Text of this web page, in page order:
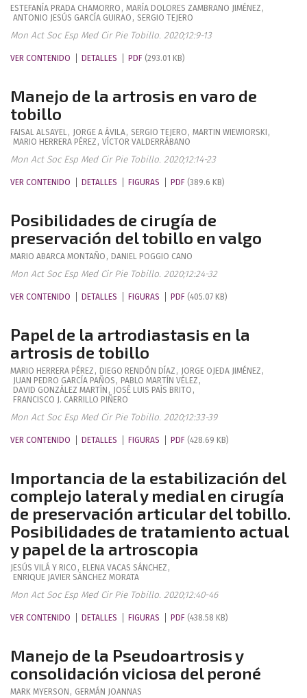
ESTEFANÍA PRADA CHAMORRO , MARÍA DOLORES ZAMBRANO JIMÉNEZ ,
ANTONIO JESÚS GARCÍA GUIRAO , SERGIO TEJERO
Mon Act Soc Esp Med Cir Pie Tobillo. 2020;12:9-13
VER CONTENIDO DETALLES PDF (293.01 KB)
Manejo de la artrosis en varo de
tobillo
FAISAL ALSAYEL, JORGE A ÁVILA, SERGIO TEJERO , MARTIN WIEWIORSKI ,
MARIO HERRERA PÉREZ , VÍCTOR VALDERRÁBANO
Mon Act Soc Esp Med Cir Pie Tobillo. 2020;12:14-23
VER CONTENIDO DETALLES FIGURAS PDF (389.6 KB)
Posibilidades de cirugía de
preservación del tobillo en valgo
MARIO ABARCA MONTAÑO , DANIEL POGGIO CANO
Mon Act Soc Esp Med Cir Pie Tobillo. 2020;12:24-32
VER CONTENIDO DETALLES FIGURAS PDF (405.07 KB)
Papel de la artrodiastasis en la
artrosis de tobillo
MARIO HERRERA PÉREZ , DIEGO RENDÓN DÍAZ , JORGE OJEDA JIMÉNEZ ,
JUAN PEDRO GARCÍA PAÑOS , PABLO MARTÍN VÉLEZ ,
DAVID GONZÁLEZ MARTÍN , JOSÉ LUIS PAÍS BRITO ,
FRANCISCO J. CARRILLO PIÑERO
Mon Act Soc Esp Med Cir Pie Tobillo. 2020;12:33-39
VER CONTENIDO DETALLES FIGURAS PDF (428.69 KB)
Importancia de la estabilización del
complejo lateral y medial en cirugía
de preservación articular del tobillo.
Posibilidades de tratamiento actual
y papel de la artroscopia
JESÚS VILÁ Y RICO , ELENA VACAS SÁNCHEZ ,
ENRIQUE JAVIER SÁNCHEZ MORATA
Mon Act Soc Esp Med Cir Pie Tobillo. 2020;12:40-46
VER CONTENIDO DETALLES FIGURAS PDF (438.58 KB)
Manejo de la Pseudoartrosis y
consolidación viciosa del peroné
MARK MYERSON , GERMÁN JOANNAS